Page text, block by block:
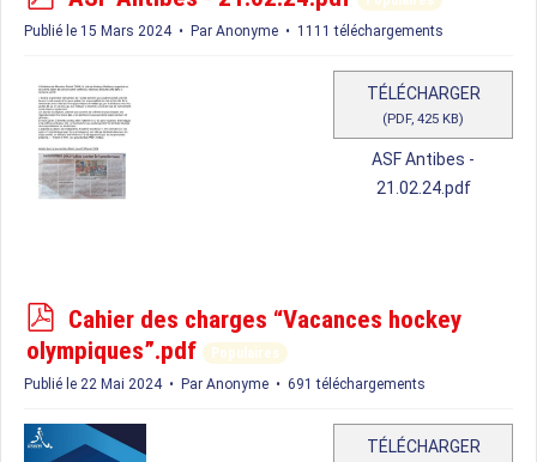
d
Publié le 15 Mars 2024
Par Anonyme 1111 téléchargements
TÉLÉCHARGER
(PDF, 425 KB)
ASF Antibes -
21.02.24.pdf
p
d
f
Cahier des charges “Vacances hockey
olympiques”.pdf
Populaires
Publié le 22 Mai 2024
Par Anonyme 691 téléchargements
TÉLÉCHARGER